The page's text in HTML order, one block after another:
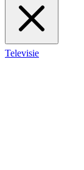
Televisie